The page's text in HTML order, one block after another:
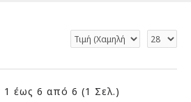
1 έως 6 από 6 (1 Σελ.)